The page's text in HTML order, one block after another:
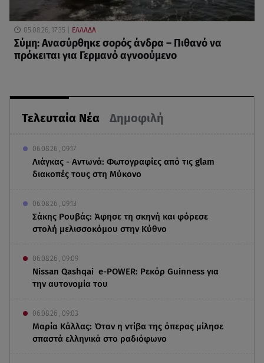
Τελευταία Νέα Δημοφιλή
06.08.26 , 09:17
Λιάγκας - Αντωνά: Φωτογραφίες από τις glam
διακοπές τους στη Μύκονο
06.08.26 , 09:13
Σάκης Ρουβάς: Άφησε τη σκηνή και φόρεσε
στολή μελισσοκόμου στην Κύθνο
06.08.26 , 09:09
Nissan Qashqai e-POWER: Ρεκόρ Guinness για
την αυτονομία του
06.08.26 , 09:03
Μαρία Κάλλας: Όταν η ντίβα της όπερας μίλησε
σπαστά ελληνικά στο ραδιόφωνο
05.08.26, 17:35 ΕΛΛΑΔΑ
Σύμη: Ανασύρθηκε σορός άνδρα – Πιθανό να
πρόκειται για Γερμανό αγνοούμενο